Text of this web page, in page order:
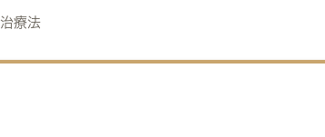
療法